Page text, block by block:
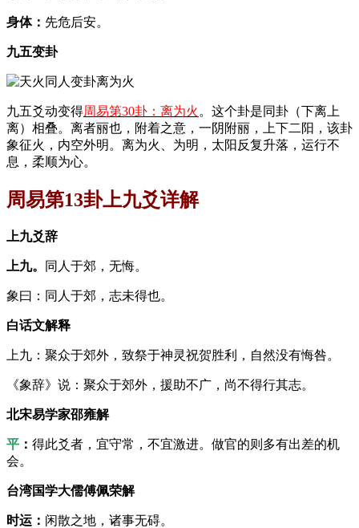
身体： 先危后安。
九五变卦
九五爻动变得周易第30卦：离为火 。这个卦是同卦（下离上
离）相叠。离者丽也，附着之意，一阴附丽，上下二阳，该卦
象征火，内空外明。离为火、为明，太阳反复升落，运行不
息，柔顺为心。
周易第13卦上九爻详解
上九爻辞
上九。 同人于郊，无悔。
象曰：同人于郊，志未得也。
白话文解释
上九：聚众于郊外，致祭于神灵祝贺胜利，自然没有悔咎。
《象辞》说：聚众于郊外，援助不广，尚不得行其志。
北宋易学家邵雍解
平 ： 得此爻者，宜守常，不宜激进。做官的则多有出差的机
会。
台湾国学大儒傅佩荣解
时运： 闲散之地，诸事无碍。